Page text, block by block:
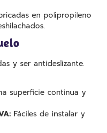
en polipropileno
y ser antideslizante.
superficie continua y
Fáciles de instalar y